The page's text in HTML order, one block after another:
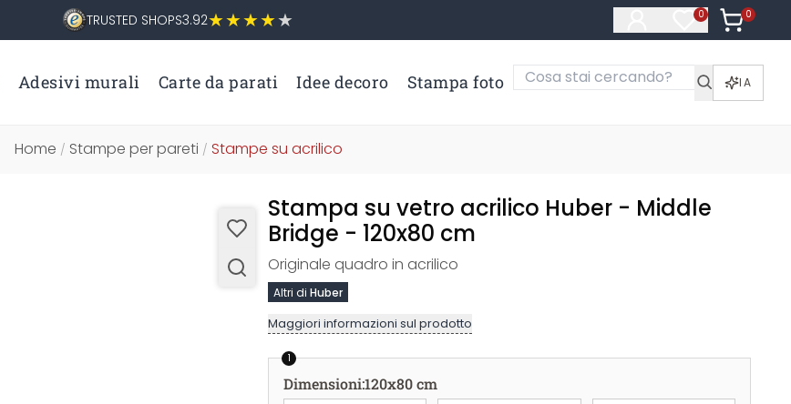
TRUSTED SHOPS3.92 0
Articoli nella
0
Articoli
Adesivi murali Carte da parati Idee decoro Stampa foto IA
Home / Stampe per pareti / Stampe su acrilico
Stampa su vetro acrilico Huber - Middle
Bridge - 120x80 cm
Originale quadro in acrilico
Altri di Huber
Maggiori informazioni sul prodotto
1
Dimensioni:120x80 cm